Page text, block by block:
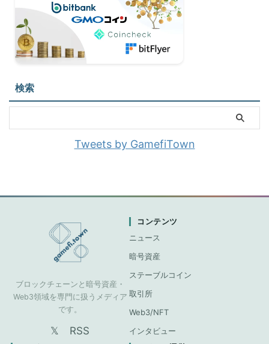
検索
Tweets by GamefiTown
ブロックチェーンと暗号資産・
Web3領域を専門に扱うメディア
です。
𝕏 RSS
コンテンツ
ニュース
暗号資産
ステーブルコイン
取引所
Web3/NFT
インタビュー